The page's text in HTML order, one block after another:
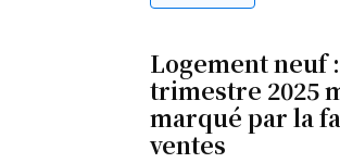
Logement neuf
trimestre 2025
marqué par la
ventes